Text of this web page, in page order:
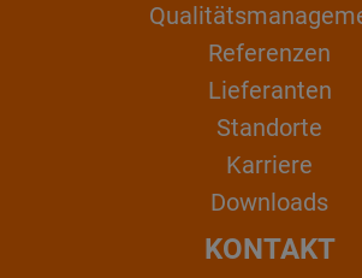
Referenzen
Lieferanten
Standorte
Karriere
Downloads
KONTAKT